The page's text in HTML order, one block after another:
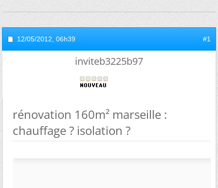
12/05/2012, 06h39 #1
inviteb3225b97
rénovation 160m² marseille :
chauffage ? isolation ?